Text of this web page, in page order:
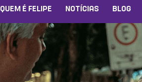
QUEM É FELIPE NOTÍCIAS BLOG